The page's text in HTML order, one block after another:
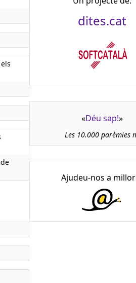
dites.cat
«Déu sap!»
Les 10.000 parèmies
Ajudeu-nos a